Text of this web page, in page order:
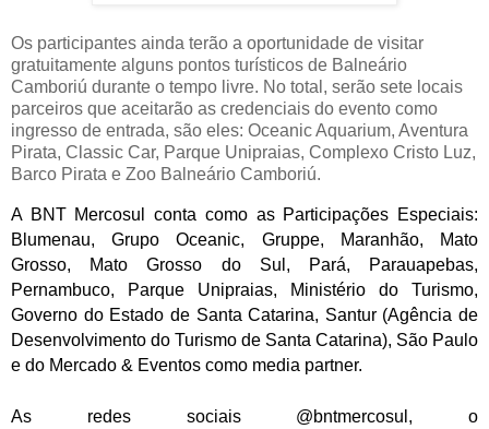
Os participantes ainda terão a oportunidade de visitar
gratuitamente alguns pontos turísticos de Balneário
Camboriú durante o tempo livre. No total, serão sete locais
parceiros que aceitarão as credenciais do evento como
ingresso de entrada, são eles: Oceanic Aquarium, Aventura
Pirata, Classic Car, Parque Unipraias, Complexo Cristo Luz,
Barco Pirata e Zoo Balneário Camboriú.
A BNT Mercosul conta como as Participações Especiais:
Blumenau, Grupo Oceanic, Gruppe, Maranhão, Mato
Grosso, Mato Grosso do Sul, Pará, Parauapebas,
Pernambuco, Parque Unipraias, Ministério do Turismo,
Governo do Estado de Santa Catarina, Santur (Agência de
Desenvolvimento do Turismo de Santa Catarina), São Paulo
e do Mercado & Eventos como media partner.
As redes sociais @bntmercosul, o